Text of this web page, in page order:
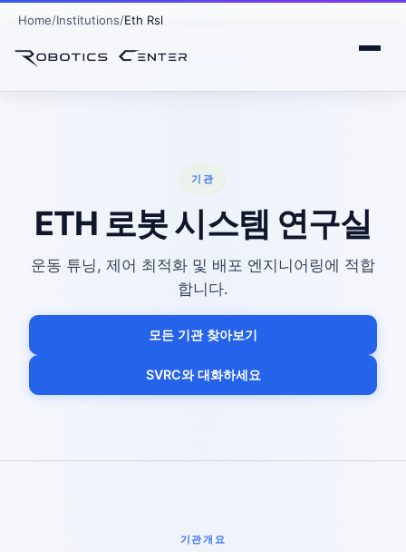
Home Institutions Eth Rsl
기관
ETH 로봇 시스템 연구실
운동 튜닝, 제어 최적화 및 배포 엔지니어링에 적합
합니다.
모든 기관 찾아보기
SVRC와 대화하세요
기관개요